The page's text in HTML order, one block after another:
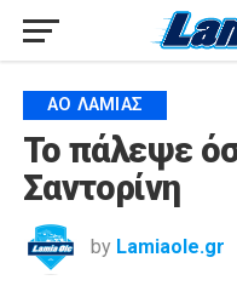
ΑΟ ΛΑΜΊΑΣ
Το πάλεψε
Σαντορίνη
by Lamiaole.gr